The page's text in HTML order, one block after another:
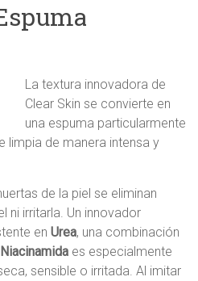
La textura innovadora de
Clear Skin se convierte en
una espuma particularmente
limpia de manera intensa y
de la piel se eliminan
ni irritarla. Un innovador
enUrea, una combinación
Niacinamida es especialmente
sensible o irritada. Al imitar